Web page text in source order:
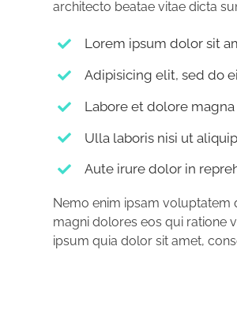
architecto beatae vitae dicta
Lorem ipsum dolor sit
Adipisicing elit, sed do
Labore et dolore
Ulla laboris nisi ut
Aute irure dolor in
Nemo enim ipsam
magni dolores eos qui ratione
ipsum quia dolor sit amet,